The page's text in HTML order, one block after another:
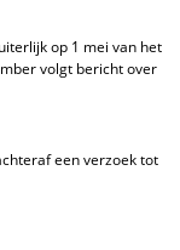
op 1 mei van het
volgt bericht over
een verzoek tot